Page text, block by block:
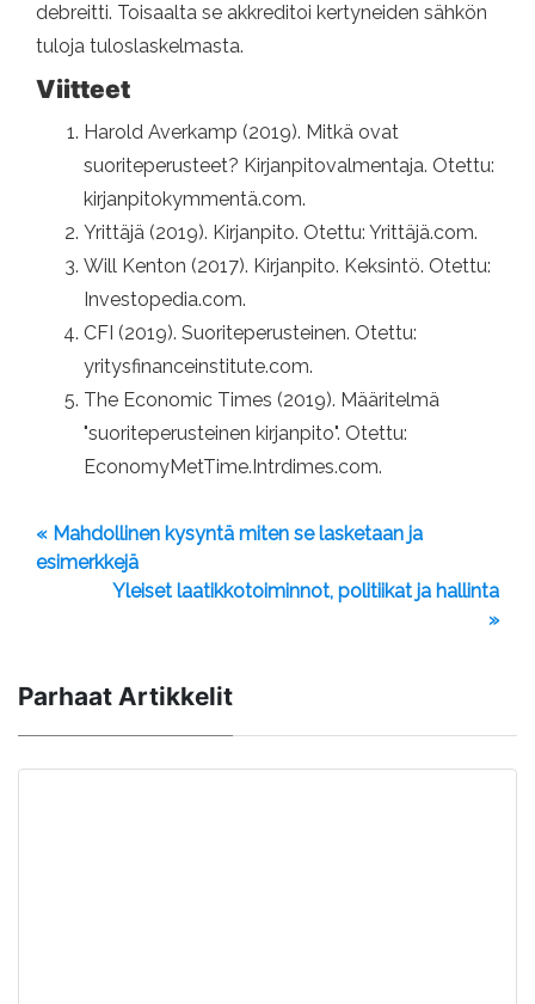
debreitti. Toisaalta se akkreditoi kertyneiden sähkön
tuloja tuloslaskelmasta.
Viitteet
Harold Averkamp (2019). Mitkä ovat
suoriteperusteet? Kirjanpitovalmentaja. Otettu:
kirjanpitokymmentä.com.
Yrittäjä (2019). Kirjanpito. Otettu: Yrittäjä.com.
Will Kenton (2017). Kirjanpito. Keksintö. Otettu:
Investopedia.com.
CFI (2019). Suoriteperusteinen. Otettu:
yritysfinanceinstitute.com.
The Economic Times (2019). Määritelmä
"suoriteperusteinen kirjanpito". Otettu:
EconomyMetTime.Intrdimes.com.
« Mahdollinen kysyntä miten se lasketaan ja
esimerkkejä
Yleiset laatikkotoiminnot, politiikat ja hallinta
»
Parhaat Artikkelit